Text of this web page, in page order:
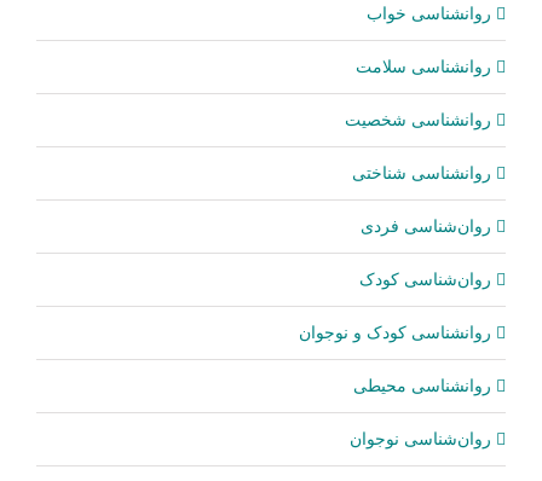
روانشناسی خواب
روانشناسی سلامت
روانشناسی شخصیت
روانشناسی شناختی
روان‌شناسی فردی
روان‌شناسی کودک
روانشناسی کودک و نوجوان
روانشناسی محیطی
روان‌شناسی نوجوان